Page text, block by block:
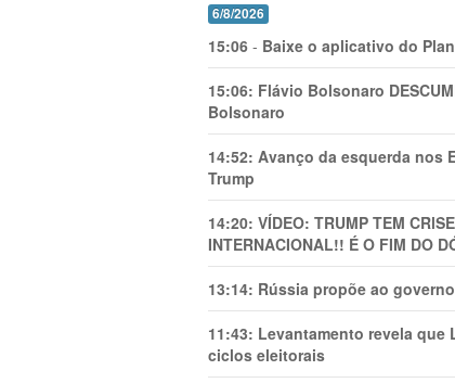
6/8/2026
15:06 - Baixe o aplicativo do
15:06: Flávio Bolsonaro
Bolsonaro
14:52: Avanço da esquerda nos
Trump
14:20: VÍDEO: TRUMP TEM
INTERNACIONAL!! É O FIM DO
13:14: Rússia propõe ao
11:43: Levantamento revela que
ciclos eleitorais